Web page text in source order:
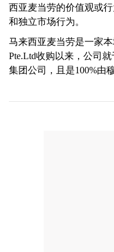
西亚麦当劳的价值观或
和独立市场行为。
马来西亚麦当劳是一家
Pte.Ltd收购以来，公司
集团公司，且是100%由